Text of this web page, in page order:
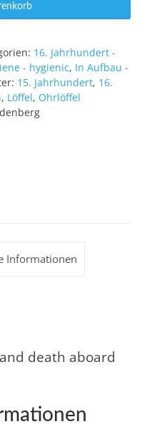
16. Jahrhundert -
- hygienic, In Aufbau -
15. Jahrhundert, 16.
, Löffel, Ohrlöffel
Informationen
death aboard